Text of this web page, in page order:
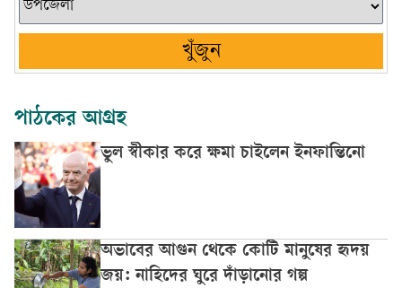
খুঁজুন
পাঠকের আগ্রহ
ভুল স্বীকার করে ক্ষমা চাইলেন ইনফান্তিনো
অভাবের আগুন থেকে কোটি মানুষের হৃদয়
জয়: নাহিদের ঘুরে দাঁড়ানোর গল্প